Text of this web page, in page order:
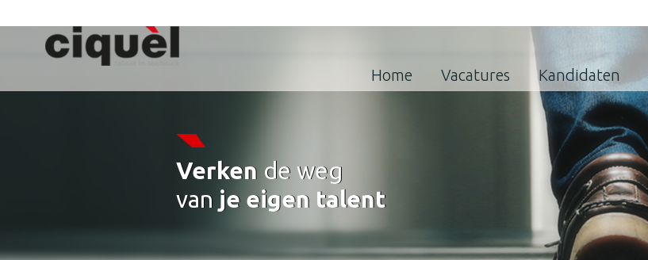
Home Vacatures Kandidaten
Verken de weg
van je eigen talent